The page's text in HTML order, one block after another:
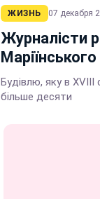
ЖИЗНЬ 07 декабря
Журналісти
Будівлю, яку в XVIII
більше десяти